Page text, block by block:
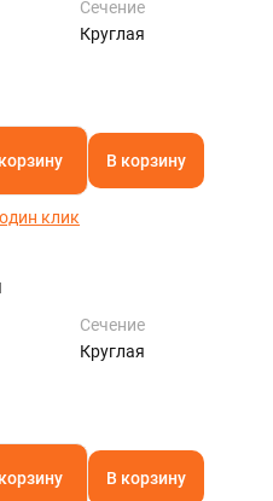
Сечение
Круглая
В корзину
клик
Сечение
Круглая
В корзину